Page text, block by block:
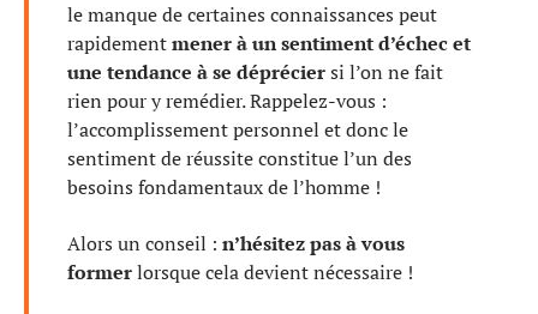
le manque de certaines connaissances peut
rapidementmener à un sentiment d’échec et
une tendance à se dépréciersi l’on ne fait
rien pour y remédier. Rappelez-vous :
l’accomplissement personnel et donc le
sentiment de réussite constitue l’un des
besoins fondamentaux de l’homme !
Alors un conseil : n’hésitez pas à vous
formerlorsque cela devient nécessaire !